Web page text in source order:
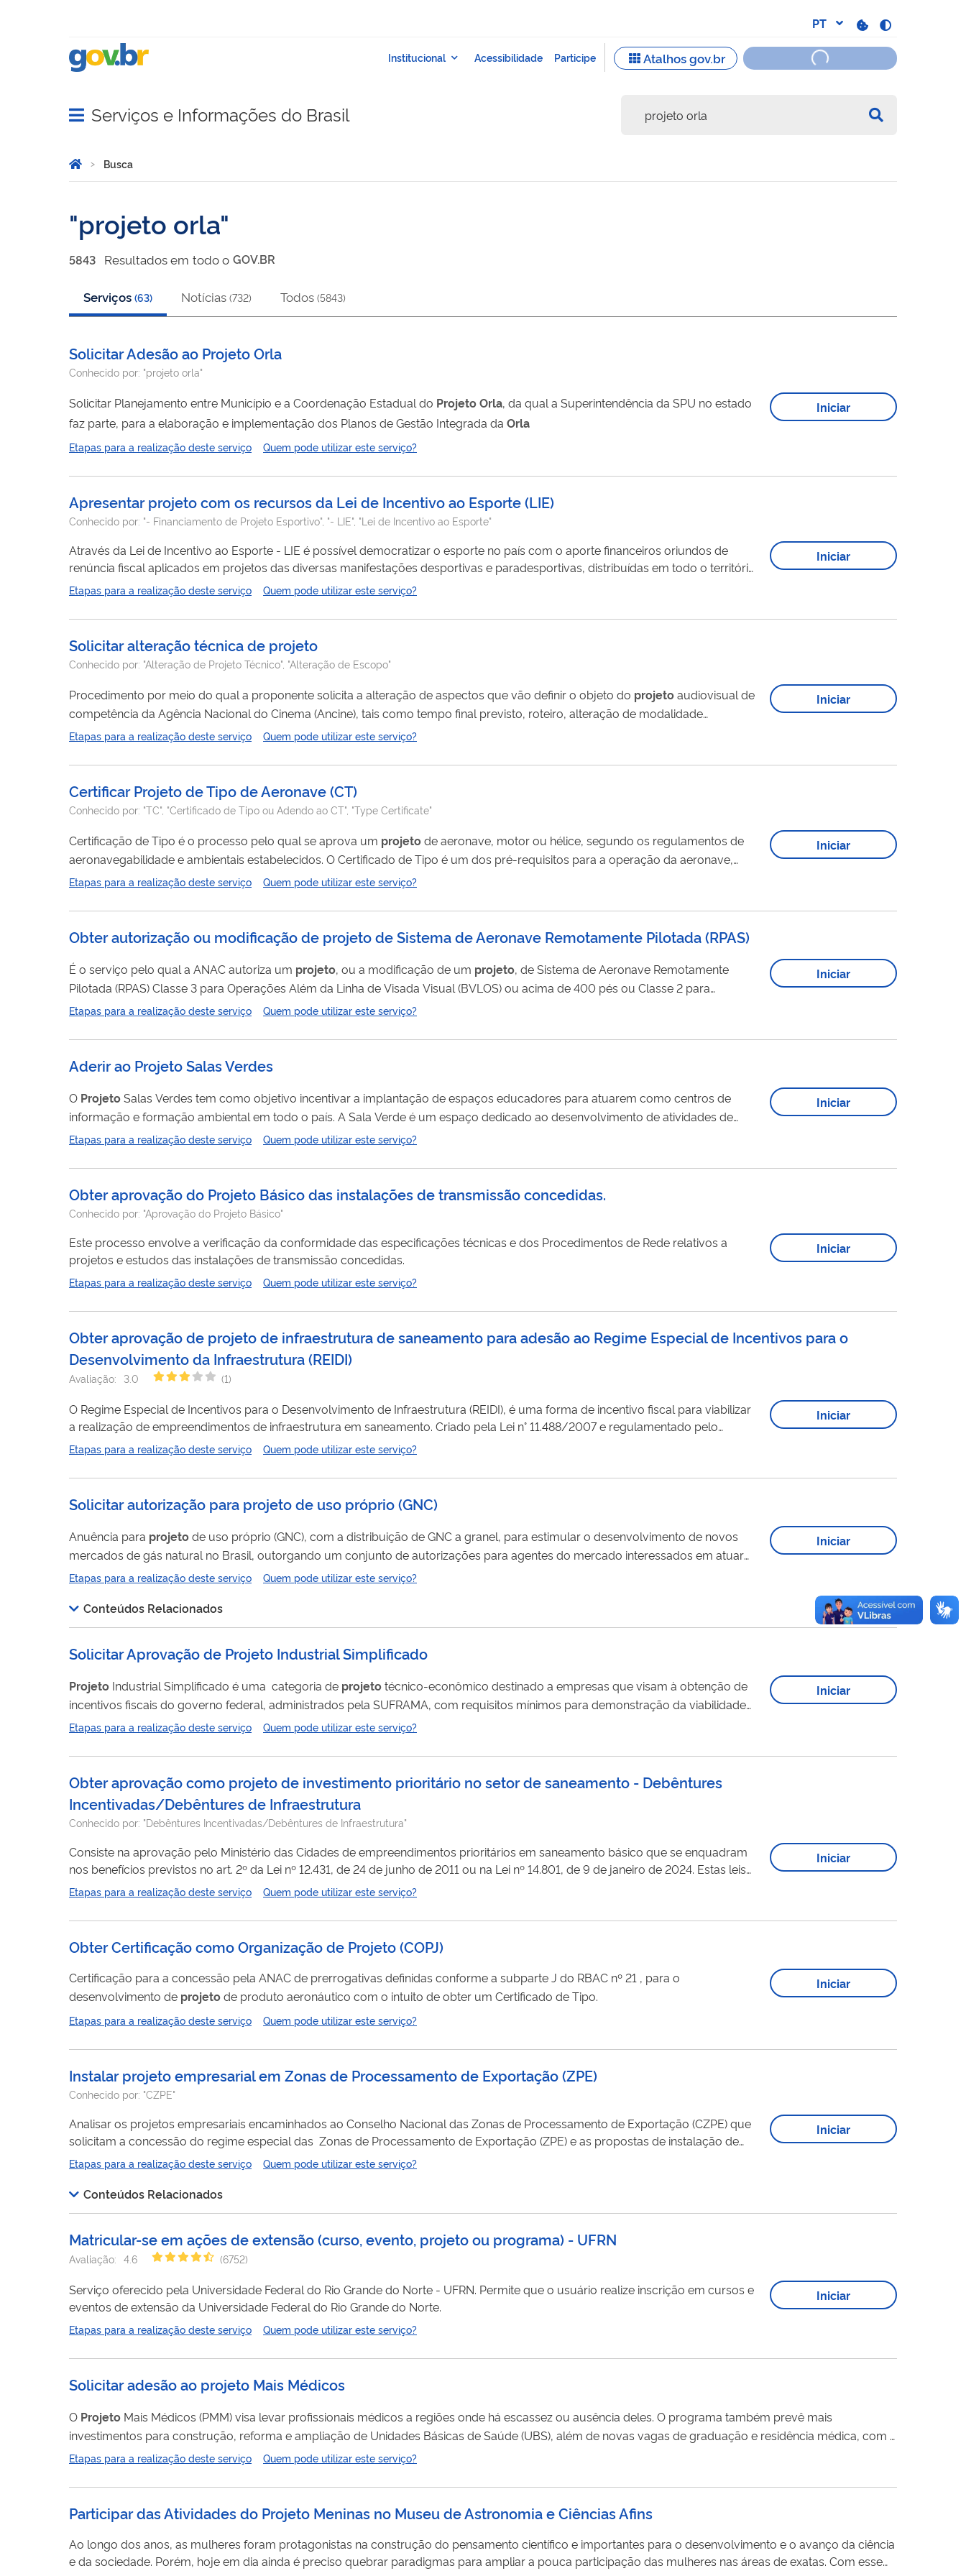
Abrir menu principal de navegação
Serviços e Informações do Brasil
Você está aqui:
Página Inicial
Busca
projeto orla
5843 Resultadosem todo o GOV.BR
Serviços (63) Notícias (732) Todos (5843)
Solicitar Adesão ao Projeto Orla
Conhecido por: "projeto orla"
Solicitar Planejamento entre Município e a Coordenação Estadual do ProjetoOrla, da qual a Superintendência da SPU no estado
faz parte, para a elaboração e implementação dos Planos de Gestão Integrada da Orla
Etapas para a realização deste serviço Quem pode utilizar este serviço?
Iniciar
Apresentar projeto com os recursos da Lei de Incentivo ao Esporte(LIE)
Conhecido por: "- Financiamento de Projeto Esportivo", "- LIE", "Lei de Incentivo ao Esporte"
Através da Lei de Incentivo ao Esporte - LIE é possível democratizar o esporte no país com o aporte financeiros oriundos de
renúncia fiscal aplicados em projetos das diversas manifestações desportivas e paradesportivas, distribuídas em todo o território
nacional. Por meio de doações e patrocínios, os projetos executados via Lei de Incentivo ao Esporte - Lie, atendem crianças,
adolescentes, adultos pessoas com deficiência e idosos. Trata-se de uma inovação e um avanço na consolidação do...
Etapas para a realização deste serviço Quem pode utilizar este serviço?
Iniciar
Solicitar alteração técnica de projeto
Conhecido por: "Alteração de Projeto Técnico", "Alteração de Escopo"
Procedimento por meio do qual a proponente solicita a alteração de aspectos que vão definir o objeto do projetoaudiovisual de
competência da Agência Nacional do Cinema (Ancine), tais como tempo final previsto, roteiro, alteração de modalidade
(produção, desenvolvimento) e tipo (ficção/doc/animação/reality/variedades) dentre outros, desde que não descaracterizem
Setorial do...
Etapas para a realização deste serviço Quem pode utilizar este serviço?
Iniciar
Certificar Projeto de Tipo de Aeronave(CT)
Conhecido por: "TC", "Certificado de Tipo ou Adendo ao CT", "Type Certificate"
Certificação de Tipo é o processo pelo qual se aprova um projetode aeronave, motor ou hélice, segundo os regulamentos de
aeronavegabilidade e ambientais estabelecidos. O Certificado de Tipo é um dos pré-requisitos para a operação da aeronave,
motor ou hélice com um Certificado de Aeronavegabilidade Padrão. Uma Instrução Suplementar (IS nº 21.001) contendo
Etapas para a realização deste serviço Quem pode utilizar este serviço?
Iniciar
Obter autorização ou modificação de projeto de Sistema de Aeronave Remotamente Pilotada(RPAS)
É o serviço pelo qual a ANAC autoriza um projeto, ou a modificação de um projeto, de Sistema de Aeronave Remotamente
Pilotada (RPAS) Classe 3 para Operações Além da Linha de Visada Visual (BVLOS) ou acima de 400 pés ou Classe 2 para
qualquer tipo de operação, com o objetivo de confirmar o cumprimento dos requisitos técnicos.
Etapas para a realização deste serviço Quem pode utilizar este serviço?
Iniciar
Aderir ao Projeto Salas Verdes
O ProjetoSalas Verdes tem como objetivo incentivar a implantação de espaços educadores para atuarem como centros de
informação e formação ambiental em todo o país. A Sala Verde é um espaço dedicado ao desenvolvimento de atividades de
caráter educacional, voltadas à temática socioambiental e cultural, que visam contribuir e estimular a discussão crítica, a
organização e o fortalecimento de identidades grupais. As instituições que queiram criar uma sala verde devem concorrer à
chamada pública,...
Etapas para a realização deste serviço Quem pode utilizar este serviço?
Iniciar
Obter aprovação do Projeto Básico das instalações de transmissão concedidas.
Conhecido por: "Aprovação do Projeto Básico"
Este processo envolve a verificação da conformidade das especificações técnicas e dos Procedimentos de Rede relativos a
projetos e estudos das instalações de transmissão concedidas.
Etapas para a realização deste serviço Quem pode utilizar este serviço?
Iniciar
Obter aprovação de projeto de infraestrutura de saneamento para adesão ao Regime Especial de Incentivos para o
Desenvolvimento da Infraestrutura(REIDI)
Avaliação: 3.0 (1)
O Regime Especial de Incentivos para o Desenvolvimento de Infraestrutura (REIDI), é uma forma de incentivo fiscal para viabilizar
a realização de empreendimentos de infraestrutura em saneamento. Criado pela Lei n° 11.488/2007 e regulamentado pelo
Decreto nº 6.144/2007, O incentivo suspende a exigência da contribuição para o PIS/PASEP, da Contribuição para o
Financiamento da Seguridade Social - COFINS, Contribuição para o PIS/PASEP-Importação e da COFINS-Importação incidentes
sobre a...
Etapas para a realização deste serviço Quem pode utilizar este serviço?
Iniciar
Solicitar autorização para projeto de uso próprio (GNC)
Anuência para projetode uso próprio (GNC), com a distribuição de GNC a granel, para estimular o desenvolvimento de novos
mercados de gás natural no Brasil, outorgando um conjunto de autorizações para agentes do mercado interessados em atuar
em diferentes regiões do país. Para utilizar esse serviço você deve ter um cadastro como usuário externo do SEI-ANP. Para mais
informações acesse o serviço " Solicitar cadastro como usuário externo no SEI-ANP ".
Etapas para a realização deste serviço Quem pode utilizar este serviço?
Iniciar
Conteúdos Relacionados
Solicitar Aprovação de Projeto Industrial Simplificado
Projeto Industrial Simplificado é uma categoria de projetotécnico-econômico destinado a empresas que visam à obtenção de
incentivos fiscais do governo federal, administrados pela SUFRAMA, com requisitos mínimos para demonstração da viabilidade
de um empreendimento; Os principais incentivos fiscais que podem ser obtidos com sua aprovação são: Isenção ou redução do
Etapas para a realização deste serviço Quem pode utilizar este serviço?
Iniciar
Obter aprovação como projeto de investimento prioritário no setor de saneamento - Debêntures
Incentivadas/Debêntures de Infraestrutura
Conhecido por: "Debêntures Incentivadas/Debêntures de Infraestrutura"
Consiste na aprovação pelo Ministério das Cidades de empreendimentos prioritários em saneamento básico que se enquadram
nos benefícios previstos no art. 2º da Lei nº 12.431, de 24 de junho de 2011 ou na Lei nº 14.801, de 9 de janeiro de 2024. Estas leis
estabelecem o tratamento tributário diferenciado para as debêntures emitidas, no caso do setor saneamento, pelas
concessionárias de serviços de saneamento e/ou suas sociedades controladoras, que tenham por lastro a implementação de
projetos de...
Etapas para a realização deste serviço Quem pode utilizar este serviço?
Iniciar
Obter Certificação como Organização de Projeto(COPJ)
Certificação para a concessão pela ANAC de prerrogativas definidas conforme a subparte J do RBAC nº 21 , para o
desenvolvimento de projetode produto aeronáutico com o intuito de obter um Certificado de Tipo.
Etapas para a realização deste serviço Quem pode utilizar este serviço?
Iniciar
Instalar projeto empresarial em Zonas de Processamento de Exportação(ZPE)
Conhecido por: "CZPE"
Analisar os projetos empresariais encaminhados ao Conselho Nacional das Zonas de Processamento de Exportação (CZPE) que
solicitam a concessão do regime especial das Zonas de Processamento de Exportação (ZPE) e as propostas de instalação de
Etapas para a realização deste serviço Quem pode utilizar este serviço?
Iniciar
Conteúdos Relacionados
Matricular-se em ações de extensão (curso, evento, projeto ou programa) - UFRN
Avaliação: 4.6 (6752)
Serviço oferecido pela Universidade Federal do Rio Grande do Norte - UFRN. Permite que o usuário realize inscrição em cursos e
eventos de extensão da Universidade Federal do Rio Grande do Norte.
Etapas para a realização deste serviço Quem pode utilizar este serviço?
Iniciar
Solicitar adesão ao projeto Mais Médicos
O Projeto Mais Médicos (PMM) visa levar profissionais médicos a regiões onde há escassez ou ausência deles. O programa também prevê mais
investimentos para construção, reforma e ampliação de Unidades Básicas de Saúde (UBS), além de novas vagas de graduação e residência médica, com o
propósito de qualificar a formação desses profissionais. Em outra frente, o Programa Médicos pelo Brasil (MpB) tem o objetivo de estruturar a carreira
médica federal para locais com dificuldade de fixar o...
Etapas para a realização deste serviço Quem pode utilizar este serviço?
Participar das Atividades do Projeto Meninas no Museu de Astronomia e Ciências Afins
Ao longo dos anos, as mulheres foram protagonistas na construção do pensamento científico e importantes para o desenvolvimento e o avanço da ciência
e da sociedade. Porém, hoje em dia ainda é preciso quebrar paradigmas para ampliar a pouca participação das mulheres nas áreas de exatas. Com esse